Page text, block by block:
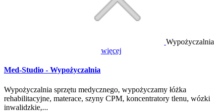
Wypożyczalnia
więcej
Med-Studio - Wypożyczalnia
Wypożyczalnia sprzętu medycznego, wypożyczamy łóżka
rehabilitacyjne, materace, szyny CPM, koncentratory tlenu, wózki
inwalidzkie,...